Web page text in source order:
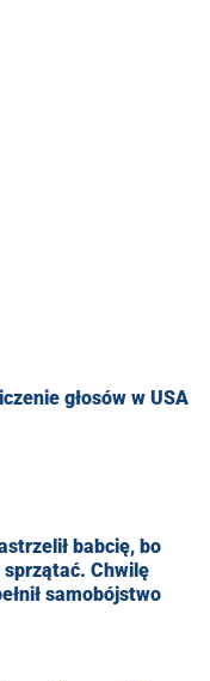
głosów w USA
babcię, bo
sprzątać. Chwilę
samobójstwo